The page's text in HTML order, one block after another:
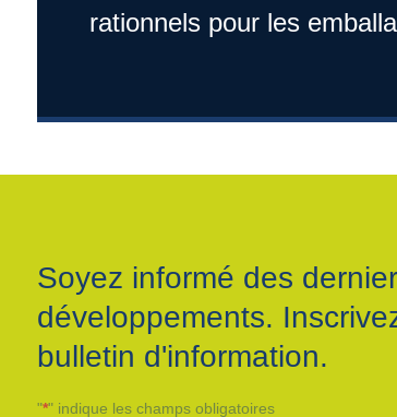
rationnels pour les
Soyez informé des
développements.
bulletin d'information.
"*" indique les champs obligatoires